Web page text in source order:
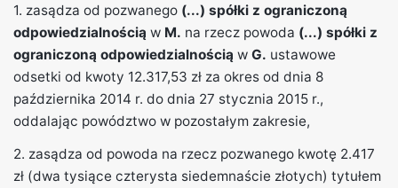
1. zasądza od pozwanego (...) spółki z ograniczoną
odpowiedzialnością w M. na rzecz powoda (...) spółki z
ograniczoną odpowiedzialnością w G. ustawowe
odsetki od kwoty 12.317,53 zł za okres od dnia 8
października 2014 r. do dnia 27 stycznia 2015 r.,
oddalając powództwo w pozostałym zakresie,
2. zasądza od powoda na rzecz pozwanego kwotę 2.417
zł (dwa tysiące czterysta siedemnaście złotych) tytułem